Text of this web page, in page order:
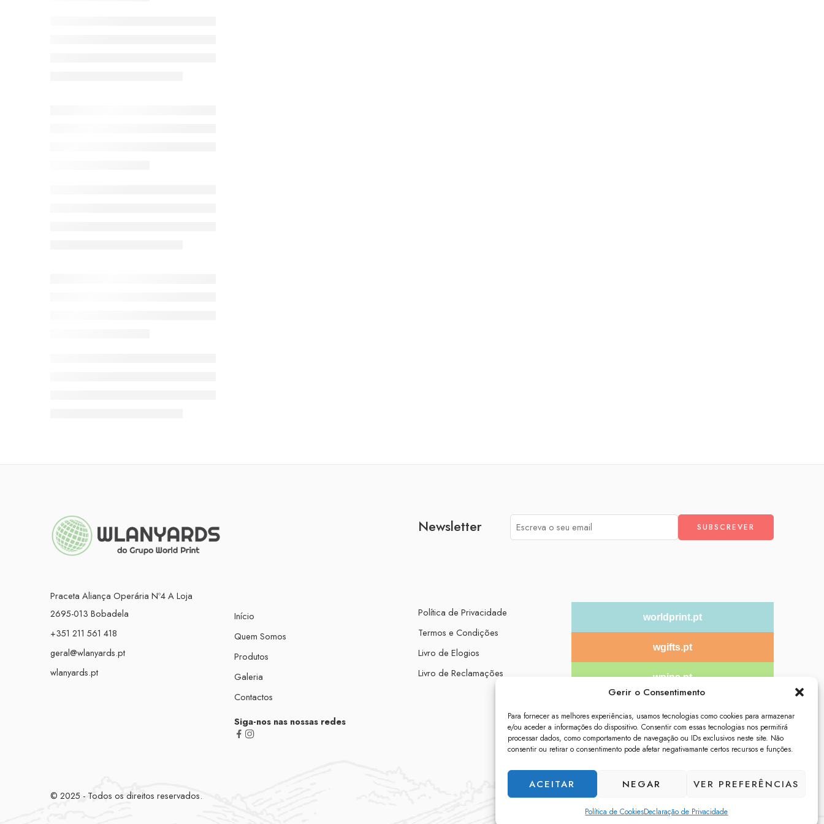
Gerir o Consentimento
Para fornecer as melhores experiências, usamos tecnologias como cookies para armazenar
e/ou aceder a informações do dispositivo. Consentir com essas tecnologias nos permitirá
processar dados, como comportamento de navegação ou IDs exclusivos neste site. Não
consentir ou retirar o consentimento pode afetar negativamante certos recursos e funções.
ACEITAR NEGAR VER PREFERÊNCIAS
Política de CookiesDeclaração de Privacidade
Praceta Aliança Operária Nº4 A Loja
2695-013 Bobadela
+351 211 561 418
geral@wlanyards.pt
wlanyards.pt
Início
Quem Somos
Produtos
Galeria
Contactos
Siga-nos nas nossas redes
Newsletter
Política de Privacidade
Termos e Condições
Livro de Elogios
Livro de Reclamações
worldprint.pt
wgifts.pt
wpins.pt
© 2025 - Todos os direitos reservados.